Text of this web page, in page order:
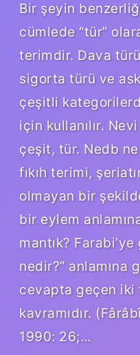
Bir şeyin
cümlede “tür”
terimdir. Dava
sigorta türü ve
çeşitli
için kullanılır.
çeşit, tür. Nedb ne
fıkıh terimi,
olmayan bir
bir eylem
mantık?
nedir?” anlamına
cevapta geçen iki
kavramıdır.
1990: 26;…